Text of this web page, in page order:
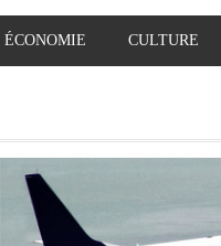
ÉCONOMIE CULTURE